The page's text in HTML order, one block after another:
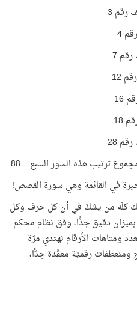
3
4
7
12
28
ترتيب هذه السور السبع = 88
في القائمة وهي سورة القصص!
كلّه من يشكّ في أن كل حرف وكل
دقيق جدًّا، وفق نظام محكم
ومتاهات الأرقام نهتدي مرّة
رقميّة معقّدة جدًّا،